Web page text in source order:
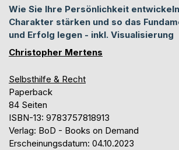
Wie Sie Ihre Persönlichkeit
Charakter stärken und so das
und Erfolg legen - inkl. Visualisierung
Christopher Mertens
Selbsthilfe & Recht
Paperback
84 Seiten
ISBN-13: 9783757818913
Verlag: BoD - Books on Demand
Erscheinungsdatum: 04.10.2023